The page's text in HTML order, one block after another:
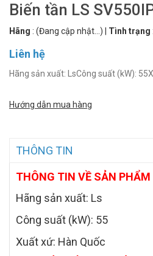
Biến tần LS
Hãng : (Đang cập nhật...) Tình trạng
Liên hệ
Hãng sản xuất: LsCông suất (kW):
Hướng dẫn mua hàng
THÔNG TIN
THÔNG TIN VỀ SẢN PHẨM
Hãng sản xuất: Ls
Công suất (kW): 55
Xuất xứ: Hàn Quốc